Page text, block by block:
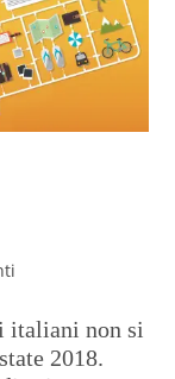
italiani non si
2018.